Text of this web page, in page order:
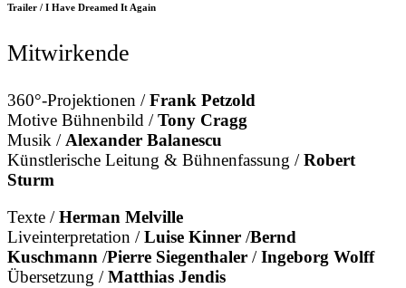
Trailer / I Have Dreamed It Again
Mitwirkende
360°-Projektionen /Frank Petzold
Motive Bühnenbild /Tony Cragg
Musik / Alexander Balanescu
Künstlerische Leitung & Bühnenfassung /Robert
Sturm
Texte /Herman Melville
Liveinterpretation /Luise Kinner /Bernd
Kuschmann /Pierre Siegenthaler /Ingeborg Wolff
Übersetzung /Matthias Jendis